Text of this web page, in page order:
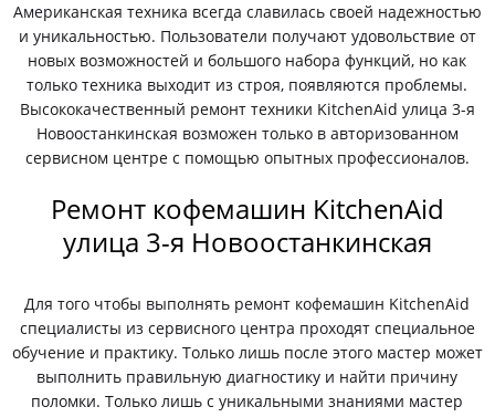
Американская техника всегда славилась своей надежностью
и уникальностью. Пользователи получают удовольствие от
новых возможностей и большого набора функций, но как
только техника выходит из строя, появляются проблемы.
Высококачественный ремонт техники KitchenAid улица 3-я
Новоостанкинская возможен только в авторизованном
сервисном центре с помощью опытных профессионалов.
Ремонт кофемашин KitchenAid
улица 3-я Новоостанкинская
Для того чтобы выполнять ремонт кофемашин KitchenAid
специалисты из сервисного центра проходят специальное
обучение и практику. Только лишь после этого мастер может
выполнить правильную диагностику и найти причину
поломки. Только лишь с уникальными знаниями мастер